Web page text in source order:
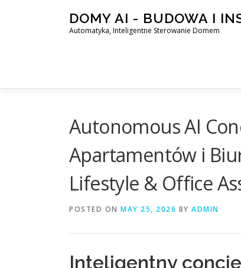
DOMY AI - BUDOWA I
Automatyka, Inteligentne Sterowanie Domem
Autonomous AI
Apartamentów i
Lifestyle & Office
POSTED ON MAY 25, 2026 BY ADMIN
Inteligentny